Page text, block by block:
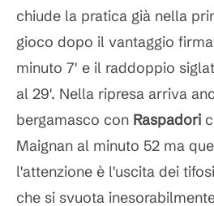
chiude la pratica già nella
gioco dopo il vantaggio
minuto 7' e il raddoppio
al 29'. Nella ripresa arriva
bergamasco con Raspadori
Maignan al minuto 52 ma
l'attenzione è l'uscita dei
che si svuota